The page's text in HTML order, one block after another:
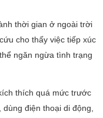
thời gian ở ngoài trời
cho thấy việc tiếp xúc
ngăn ngừa tình trạng
thích quá mức trước
điện thoại di động,